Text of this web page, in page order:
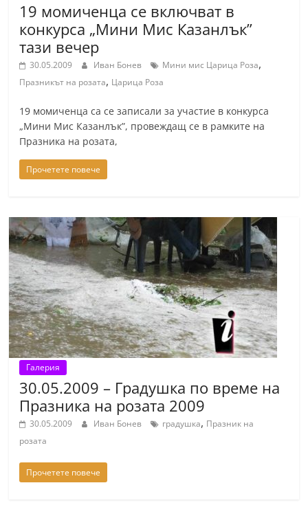
19 момиченца се включват в
конкурса „Мини Мис Казанлък”
тази вечер
30.05.2009 Иван Бонев Мини мис Царица Роза,
Празникът на розата, Царица Роза
19 момиченца са се записали за участие в конкурса
„Мини Мис Казанлък”, провеждащ се в рамките на
Празника на розата,
Прочетете повече
Галерия
30.05.2009 – Градушка по време на
Празника на розата 2009
30.05.2009 Иван Бонев градушка, Празник на
розата
Прочетете повече